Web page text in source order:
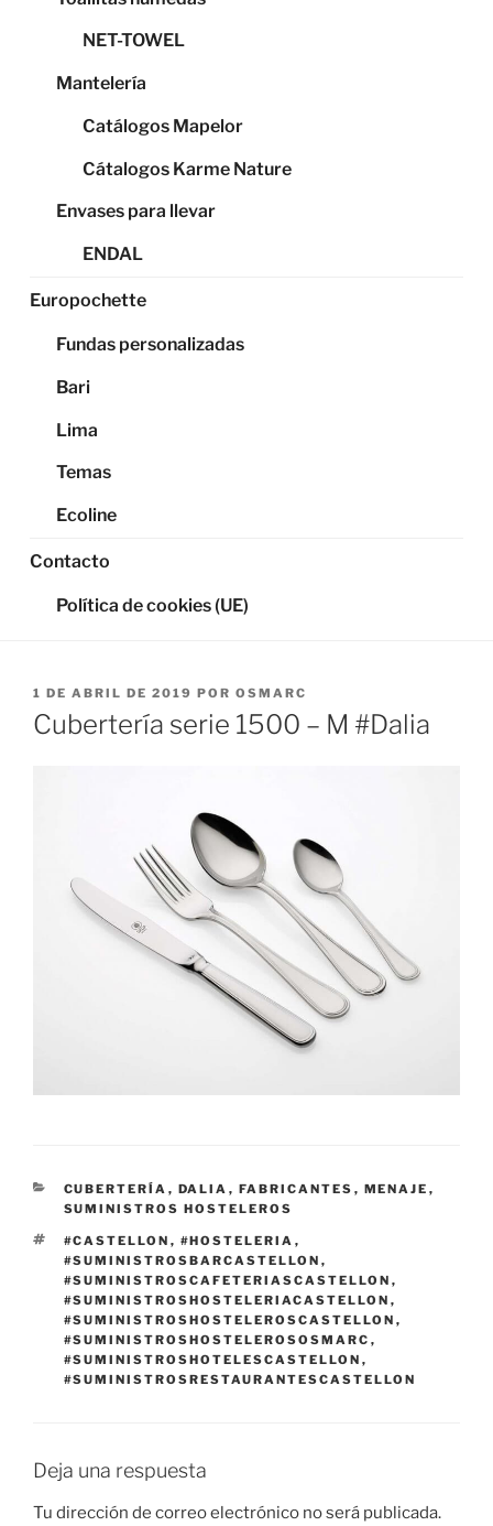
NET-TOWEL
Mantelería
Catálogos Mapelor
Cátalogos Karme Nature
Envases para llevar
ENDAL
Europochette
Fundas personalizadas
Bari
Lima
Temas
Ecoline
Contacto
Política de cookies (UE)
PUBLICADO
EL
1 DE ABRIL DE 2019 POR OSMARC
Cubertería serie 1500 – M #Dalia
CATEGORÍAS
CUBERTERÍA , DALIA , FABRICANTES , MENAJE ,
SUMINISTROS HOSTELEROS
ETIQUETAS
#CASTELLON , #HOSTELERIA ,
#SUMINISTROSBARCASTELLON ,
#SUMINISTROSCAFETERIASCASTELLON ,
#SUMINISTROSHOSTELERIACASTELLON ,
#SUMINISTROSHOSTELEROSCASTELLON ,
#SUMINISTROSHOSTELEROSOSMARC ,
#SUMINISTROSHOTELESCASTELLON ,
#SUMINISTROSRESTAURANTESCASTELLON
Deja una respuesta
Tu dirección de correo electrónico no será publicada.